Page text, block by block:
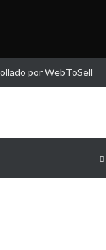
por WebToSell